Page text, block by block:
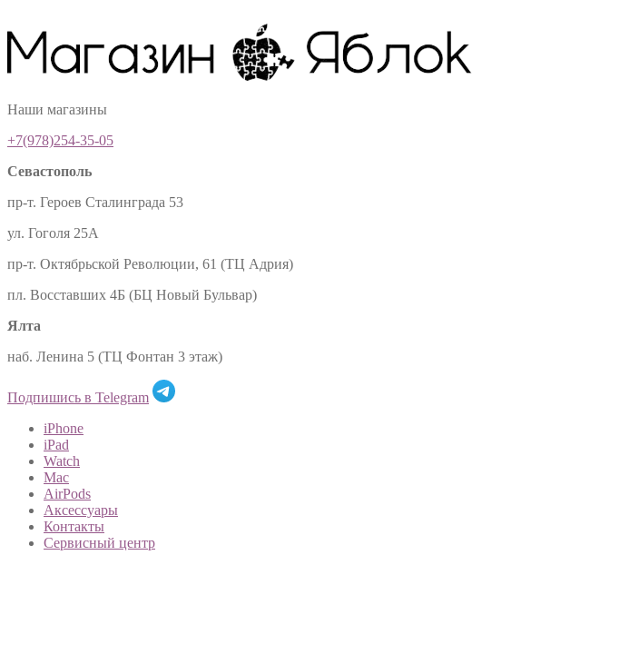
Наши магазины
+7(978)254-35-05
Севастополь
пр-т. Героев Сталинграда 53
ул. Гоголя 25А
пр-т. Октябрьской Революции, 61 (ТЦ Адрия)
пл. Восставших 4Б (БЦ Новый Бульвар)
Ялта
наб. Ленина 5 (ТЦ Фонтан 3 этаж)
Подпишись в Telegram
iPhone
iPad
Watch
Mac
AirPods
Аксессуары
Контакты
Сервисный центр